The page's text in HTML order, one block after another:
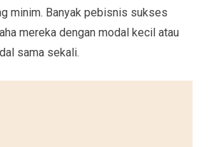
minim. Banyak pebisnis sukses
mereka dengan modal kecil atau
sama sekali.